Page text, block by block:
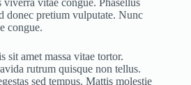
donec pretium vulputate. Nunc
congue.
sit amet massa vitae tortor.
rutrum quisque non tellus.
sed tempus. Mattis molestie